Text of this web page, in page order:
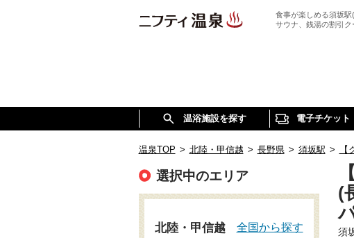
食事が楽しめる須坂駅
サウナ、銭湯の割引
温浴施設を探す 電子チケット
温泉TOP > 北陸・甲信越 > 長野県 > 須坂駅 >
(
須
選択中のエリア
北陸・甲信越 全国から探す